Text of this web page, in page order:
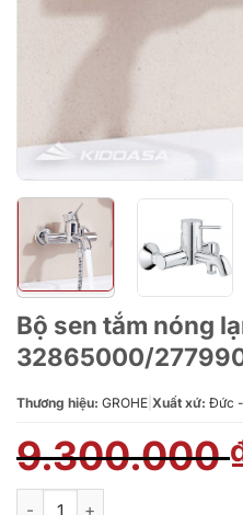
Bộ sen tắm nóng
32865000/
Thương hiệu: GROHE Xuất xứ: Đức
9.300.000
Bộ sen tắm nóng lạnh